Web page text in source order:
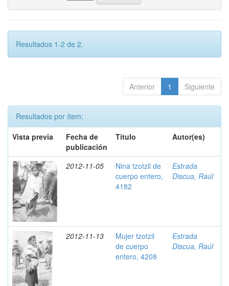
Resultados 1-2 de 2.
Anterior 1 Siguiente
Resultados por ítem:
Vista previa
Fecha de
publicación
Título Autor(es)
2012-11-05
Nina tzotzil de
cuerpo entero,
4182
Estrada
Discua, Raúl
2012-11-13
Mujer tzotzil
de cuerpo
entero, 4208
Estrada
Discua, Raúl